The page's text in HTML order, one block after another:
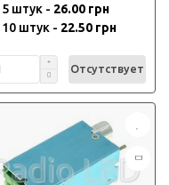
5 штук - 26.00 грн
10 штук - 22.50 грн
Отсутствует